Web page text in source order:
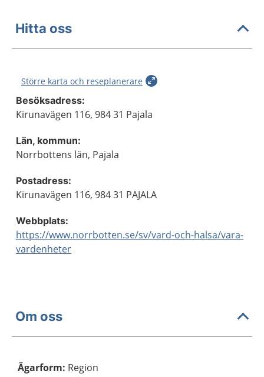
Hitta oss
Större karta och reseplanerare
Besöksadress:
Kirunavägen 116, 984 31 Pajala
Län, kommun:
Norrbottens län, Pajala
Postadress:
Kirunavägen 116, 984 31 PAJALA
Webbplats:
https://www.norrbotten.se/sv/vard-och-halsa/vara-
vardenheter
Om oss
Ägarform: Region